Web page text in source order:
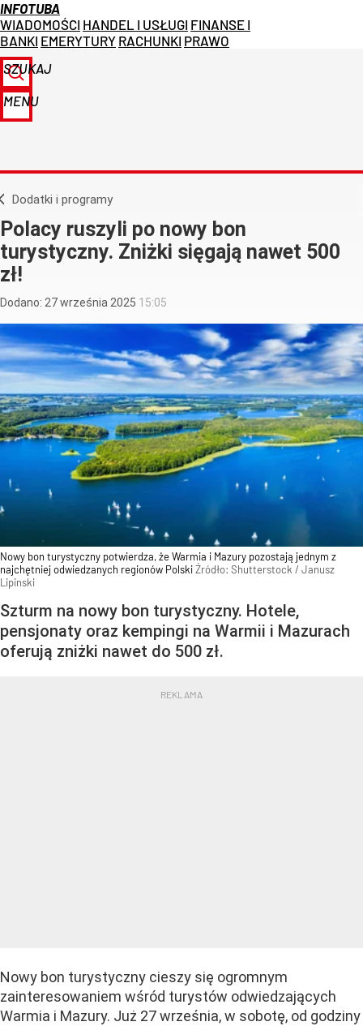
INFOTUBA
WIADOMOŚCI HANDEL I USŁUGI FINANSE I
BANKI EMERYTURY RACHUNKI PRAWO
SZUKAJ
MENU
Dodatki i programy
Polacy ruszyli po nowy bon
turystyczny. Zniżki sięgają nawet 500
zł!
Dodano: 27września 2025 15:05
Nowy bon turystyczny potwierdza, że Warmia i Mazury pozostają jednym z
najchętniej odwiedzanych regionów PolskiŹródło: Shutterstock / Janusz
Lipinski
Szturm na nowy bon turystyczny. Hotele,
pensjonaty oraz kempingi na Warmii i Mazurach
oferują zniżki nawet do 500 zł.
Nowy bon turystyczny cieszy się ogromnym
zainteresowaniem wśród turystów odwiedzających
Warmia i Mazury. Już 27 września, w sobotę, od godziny